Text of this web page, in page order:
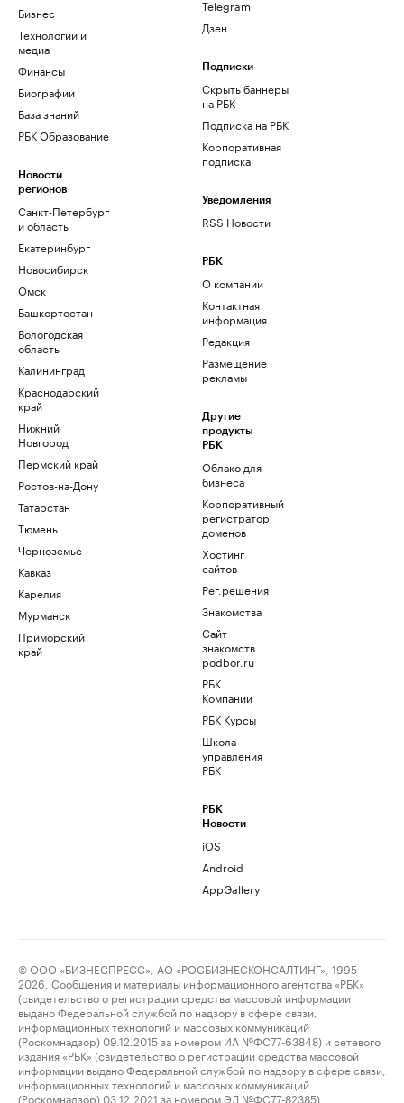
Бизнес
Технологии и
медиа
Финансы
Биографии
База знаний
РБК Образование
Новости
регионов
Санкт-Петербург
и область
Екатеринбург
Новосибирск
Омск
Башкортостан
Вологодская
область
Калининград
Краснодарский
край
Нижний
Новгород
Пермский край
Ростов-на-Дону
Татарстан
Тюмень
Черноземье
Кавказ
Карелия
Мурманск
Приморский
край
Telegram
Дзен
Подписки
Скрыть баннеры
на РБК
Подписка на РБК
Корпоративная
подписка
Уведомления
RSS Новости
РБК
О компании
Контактная
информация
Редакция
Размещение
рекламы
Другие
продукты
РБК
Облако для
бизнеса
Корпоративный
регистратор
доменов
Хостинг
сайтов
Рег.решения
Знакомства
Сайт
знакомств
podbor.ru
РБК
Компании
РБК Курсы
Школа
управления
РБК
РБК
Новости
iOS
Android
AppGallery
© ООО «БИЗНЕСПРЕСС», АО «РОСБИЗНЕСКОНСАЛТИНГ», 1995–
2026. Сообщения и материалы информационного агентства «РБК»
(свидетельство о регистрации средства массовой информации
выдано Федеральной службой по надзору в сфере связи,
информационных технологий и массовых коммуникаций
(Роскомнадзор) 09.12.2015 за номером ИА №ФС77-63848) и сетевого
издания «РБК» (свидетельство о регистрации средства массовой
информации выдано Федеральной службой по надзору в сфере связи,
информационных технологий и массовых коммуникаций
(Роскомнадзор) 03.12.2021 за номером ЭЛ №ФС77-82385)